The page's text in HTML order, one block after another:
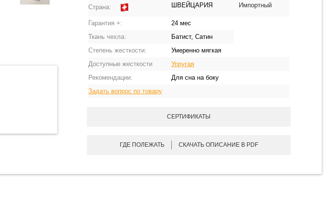
Страна: ШВЕЙЦАРИЯ Импортный
Гарантия +:
24 мес
Ткань чехла:
Батист, Сатин
Степень жесткости:
Умеренно мягкая
Доступные жесткости
Упругая
Рекомендации:
Для сна на боку
Задать вопрос по товару
СЕРТИФИКАТЫ
ГДЕ ПОЛЕЖАТЬ СКАЧАТЬ ОПИСАНИЕ В PDF